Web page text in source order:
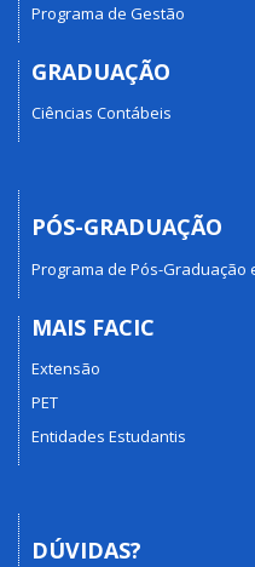
Programa de Gestão
GRADUAÇÃO
Ciências Contábeis
PÓS-GRADUAÇÃO
Programa de Pós-Graduação
MAIS FACIC
Extensão
PET
Entidades Estudantis
DÚVIDAS?